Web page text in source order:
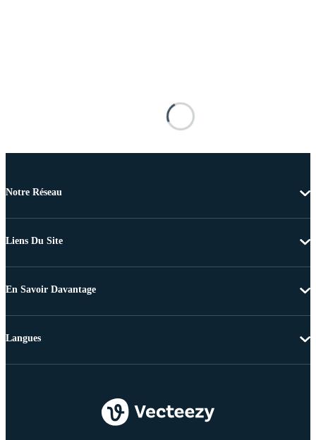
Notre Réseau
Liens Du Site
En Savoir Davantage
Langues